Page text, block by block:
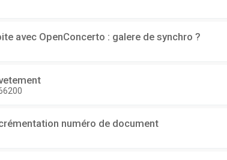
avec OpenConcerto : galere de synchro ?
numéro de document